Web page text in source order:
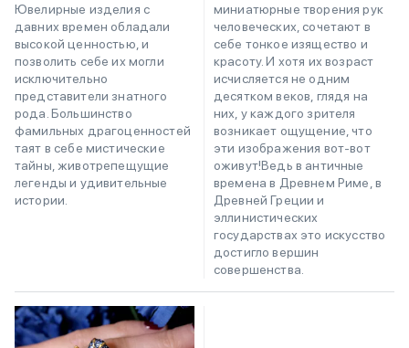
Ювелирные изделия с
давних времен обладали
высокой ценностью, и
позволить себе их могли
исключительно
представители знатного
рода. Большинство
фамильных драгоценностей
таят в себе мистические
тайны, животрепещущие
легенды и удивительные
истории.
миниатюрные творения рук
человеческих, сочетают в
себе тонкое изящество и
красоту. И хотя их возраст
исчисляется не одним
десятком веков, глядя на
них, у каждого зрителя
возникает ощущение, что
эти изображения вот-вот
оживут!Ведь в античные
времена в Древнем Риме, в
Древней Греции и
эллинистических
государствах это искусство
достигло вершин
совершенства.